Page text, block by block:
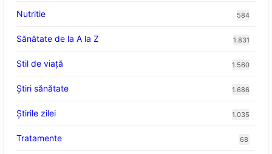
Nutritie 584
Sănătate de la A la Z 1.831
Stil de viaţă 1.560
Ştiri sănătate 1.686
Știrile zilei 1.035
Tratamente 68